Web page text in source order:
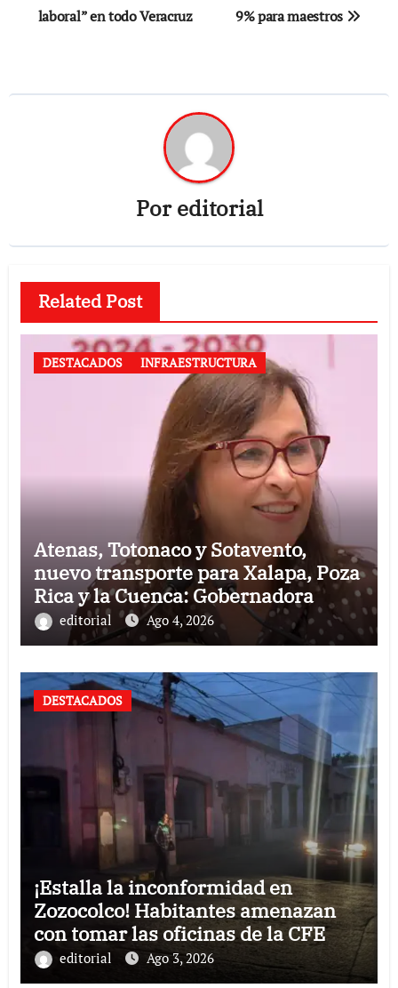
entradas
laboral” en todo Veracruz 9% para maestros
Poreditorial
Related Post
DESTACADOS INFRAESTRUCTURA
Atenas, Totonaco y Sotavento,
nuevo transporte para Xalapa, Poza
Rica y la Cuenca: Gobernadora
editorial Ago 4, 2026
DESTACADOS
¡Estalla la inconformidad en
Zozocolco! Habitantes amenazan
con tomar las oficinas de la CFE
editorial Ago 3, 2026